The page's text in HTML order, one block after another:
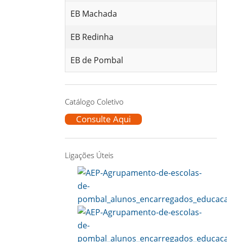
EB Machada
EB Redinha
EB de Pombal
Catálogo Coletivo
Consulte Aqui
Ligações Úteis